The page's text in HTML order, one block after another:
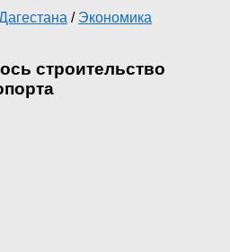
/ Экономика
строительство